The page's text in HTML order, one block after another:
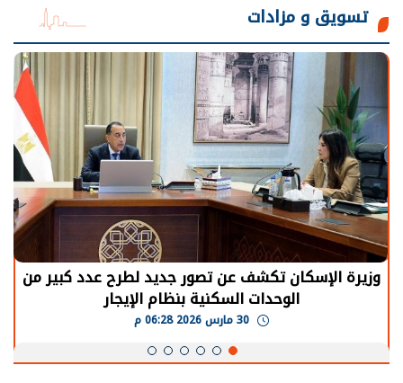
تسويق و مزادات
الرئيس السيسي: توقف الأنشطة في قطاع الطاقة
يحتاج إلى سنوات لعودة معدلات الإنتاج الطبيعية